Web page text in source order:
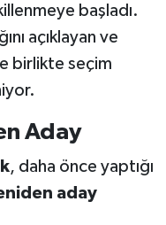
başladı.
açıklayan ve
birlikte seçim
Aday
, daha önce yaptığı
aday